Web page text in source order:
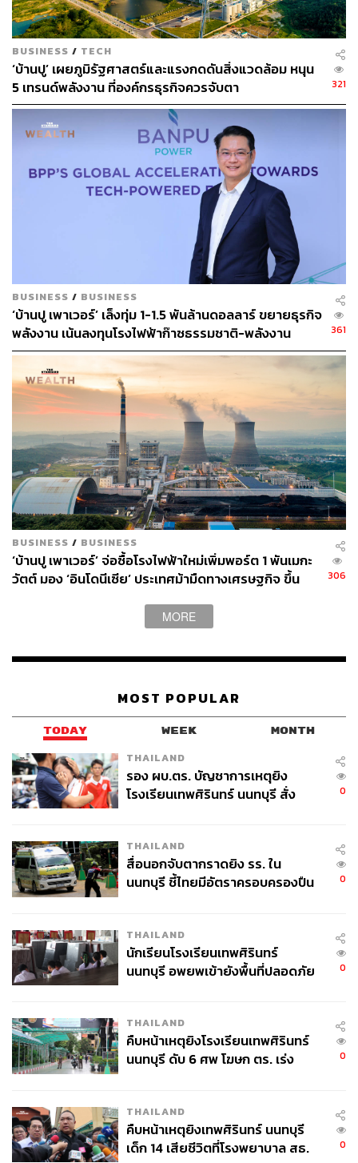
BUSINESS / TECH
‘บ้านปู’ เผยภูมิรัฐศาสตร์และแรงกดดันสิ่งแวดล้อม หนุน
5 เทรนด์พลังงาน ที่องค์กรธุรกิจควรจับตา
321
BUSINESS / BUSINESS
‘บ้านปู เพาเวอร์’ เล็งทุ่ม 1-1.5 พันล้านดอลลาร์ ขยายธุรกิจ
พลังงาน เน้นลงทุนโรงไฟฟ้าก๊าซธรรมชาติ-พลังงาน
สะอาด
361
BUSINESS / BUSINESS
‘บ้านปู เพาเวอร์’ จ่อซื้อโรงไฟฟ้าใหม่เพิ่มพอร์ต 1 พันเมกะ
วัตต์ มอง ‘อินโดนีเซีย’ ประเทศม้ามืดทางเศรษฐกิจ ขึ้น
306
MORE
MOST POPULAR
TODAY WEEK MONTH
THAILAND
รอง ผบ.ตร. บัญชาการเหตุยิง
โรงเรียนเทพศิรินทร์ นนทบุรี สั่ง
0
THAILAND
สื่อนอกจับตากราดยิง รร. ใน
นนทบุรี ชี้ไทยมีอัตราครอบครองปืน
0
THAILAND
นักเรียนโรงเรียนเทพศิรินทร์
นนทบุรี อพยพเข้ายังพื้นที่ปลอดภัย
0
THAILAND
คืบหน้าเหตุยิงโรงเรียนเทพศิรินทร์
นนทบุรี ดับ 6 ศพ โฆษก ตร. เร่ง
0
THAILAND
คืบหน้าเหตุยิงเทพศิรินทร์ นนทบุรี
เด็ก 14 เสียชีวิตที่โรงพยาบาล สธ.
0